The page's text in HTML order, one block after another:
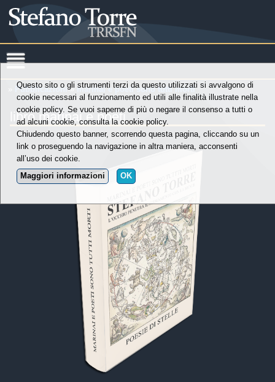
Pubblicazioni » marinai e poeti sono tutti morti
libro marinai e poeti
Questo sito o gli strumenti terzi da questo utilizzati si avvalgono di
cookie necessari al funzionamento ed utili alle finalità illustrate nella
cookie policy. Se vuoi saperne di più o negare il consenso a tutti o
ad alcuni cookie, consulta la cookie policy.
Chiudendo questo banner, scorrendo questa pagina, cliccando su un
link o proseguendo la navigazione in altra maniera, acconsenti
all’uso dei cookie.
Maggiori informazioni
OK